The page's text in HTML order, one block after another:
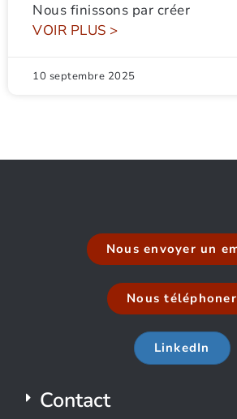
Nous finissons par créer
VOIR PLUS >
10 septembre 2025
Nous envoyer un
Nous téléphoner
LinkedIn
Contact